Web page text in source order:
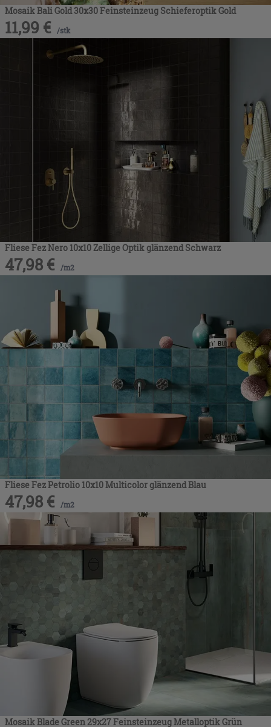
Mosaik Bali Gold 30x30 Feinsteinzeug Schieferoptik Gold
11,99 € /stk
Fliese Fez Nero 10x10 Zellige Optik glänzend Schwarz
47,98 € /m2
Fliese Fez Petrolio 10x10 Multicolor glänzend Blau
47,98 € /m2
Mosaik Blade Green 29x27 Feinsteinzeug Metalloptik Grün